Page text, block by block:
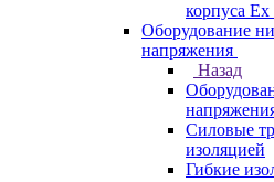
корпуса
Оборудование
напряжения
Назад
Силовые
изоляцией
Гибкие